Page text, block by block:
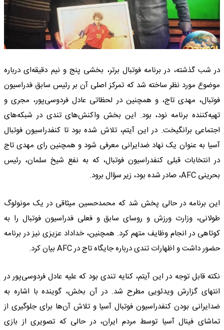
در شب گذشته، در برنامه فوتبال برتر، بخشی پنج و نیم دقیقه‌ای درباره
موضوع مورد نظر ساخته شد که تمرکز اصلی آن بر رئیس سابق فدراسیون
فوتبال، مهدی تاج، و همچنین در لحظاتی عادل فردوسی‌پور، مجری و
تهیه‌کننده برنامه نود، بود. این بخش واکنش‌های تندی در شبکه‌های
اجتماعی برانگیخت. در این آیتم، تلاش شده بود تا کنفدراسیون فوتبال
آسیا به عنوان یک نهاد ضدایرانی معرفی شود و همچنین رای مهدی تاج
در انتخابات قبلی کنفدراسیون فوتبال، که به نفع شیخ سلمان، رئیس
بحرینی AFC، صادر شده بود، زیر سؤال برود.
این برنامه در حالی پخش شد که محمدحسین میثاقی در یک مونولوگ
طولانی، وزارت ورزش و روسای سابق و فعلی فدراسیون فوتبال را به
کوتاهی در انجام وظایف متهم کرد. همچنین، خداداد عزیزی نیز در برنامه
حضور داشت و اظهارات تندی درباره جایگاه تاج در AFC بیان کرد.
نکته قابل توجه در این آیتم، کنایه تندی بود که علیه عادل فردوسی‌پور در
انتهای گزارش ویدئویی مطرح شد. در آن بخش، گوینده با اشاره به
ضدایرانی بودن کنفدراسیون فوتبال آسیا و تلاش آن‌ها برای جلوگیری از
تماشای فینال آسیا توسط مردم ایران، در حالی که تصویری از بازی